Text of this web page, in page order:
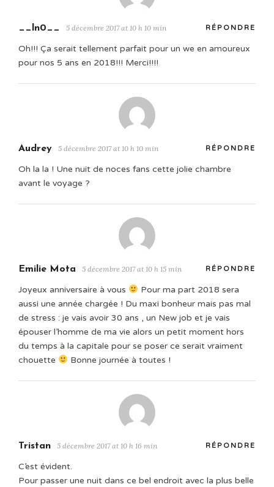
__ln0__ 5 décembre 2017 at 10 h 10 min RÉPONDRE
Oh!!! Ça serait tellement parfait pour un we en amoureux
pour nos 5 ans en 2018!!! Merci!!!!
Audrey 5 décembre 2017 at 10 h 10 min RÉPONDRE
Oh la la ! Une nuit de noces fans cette jolie chambre
avant le voyage ?
Emilie Mota 5 décembre 2017 at 10 h 15 min RÉPONDRE
Joyeux anniversaire à vous
Pour ma part 2018 sera
aussi une année chargée ! Du maxi bonheur mais pas mal
de stress : je vais avoir 30 ans , un New job et je vais
épouser l’homme de ma vie alors un petit moment hors
du temps à la capitale pour se poser ce serait vraiment
chouette
Bonne journée à toutes !
Tristan 5 décembre 2017 at 10 h 16 min RÉPONDRE
C’est évident.
Pour passer une nuit dans ce bel endroit avec la plus belle